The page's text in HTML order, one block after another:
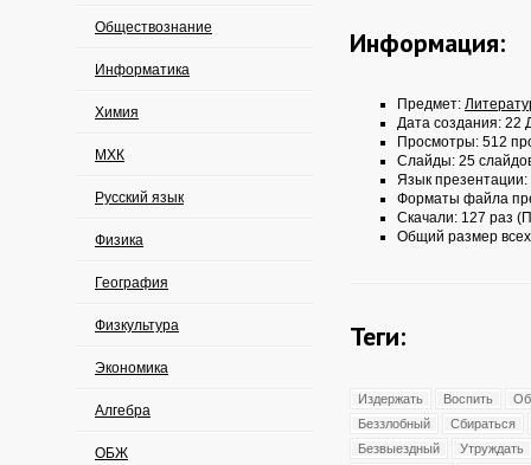
Обществознание
Информатика
Химия
МХК
Русский язык
Физика
География
Физкультура
Экономика
Алгебра
ОБЖ
Информация:
Предмет:
Дата создания: 22
Просмотры: 512
Слайды: 25
Язык презентации:
Форматы файла
Скачали: 127 раз
Общий размер
Теги:
Издержать Воспить
Беззлобный
Сбираться
Безвыездный
Утруждать